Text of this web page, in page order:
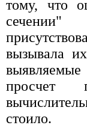
тому, что
вызывала
просчет
стоило.